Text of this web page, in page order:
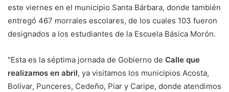
este viernes en el municipio Santa Bárbara, donde también
entregó 467 morrales escolares, de los cuales 103 fueron
designados a los estudiantes de la Escuela Básica Morón.
"Esta es la séptima jornada de Gobierno de Calle que
realizamos en abril, ya visitamos los municipios Acosta,
Bolívar, Punceres, Cedeño, Piar y Caripe, donde atendimos